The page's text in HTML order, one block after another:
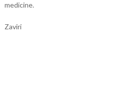
medicine.
Zaviri